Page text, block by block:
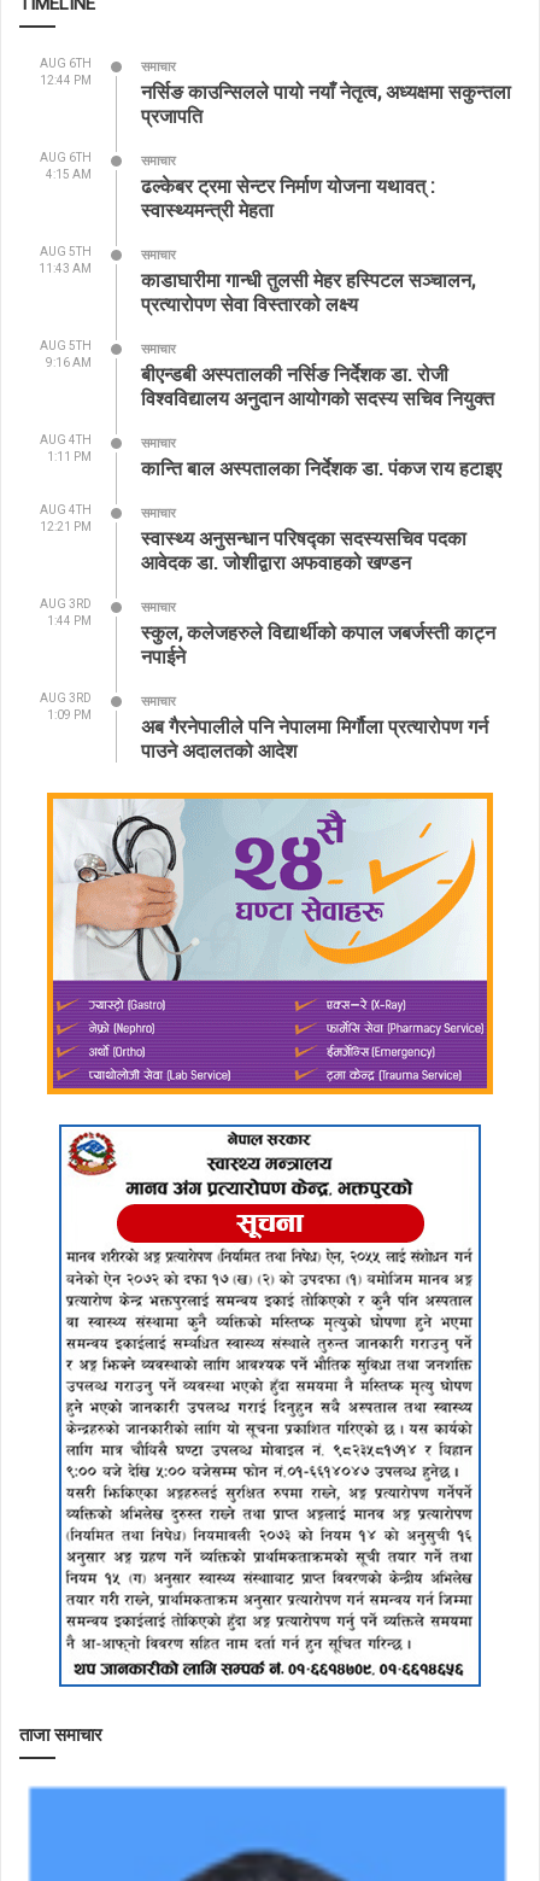
AUG 6TH
12:44 PM
समाचार
नर्सिङ काउन्सिलले पायो नयाँ नेतृत्व, अध्यक्षमा सकुन्तला
प्रजापति
AUG 6TH
4:15 AM
समाचार
ढल्केबर ट्रमा सेन्टर निर्माण योजना यथावत् :
स्वास्थ्यमन्त्री मेहता
AUG 5TH
11:43 AM
समाचार
काडाघारीमा गान्धी तुलसी मेहर हस्पिटल सञ्चालन,
प्रत्यारोपण सेवा विस्तारको लक्ष्य
AUG 5TH
9:16 AM
समाचार
बीएन्डबी अस्पतालकी नर्सिङ निर्देशक डा. रोजी
विश्वविद्यालय अनुदान आयोगको सदस्य सचिव नियुक्त
AUG 4TH
1:11 PM
समाचार
कान्ति बाल अस्पतालका निर्देशक डा. पंकज राय हटाइए
AUG 4TH
12:21 PM
समाचार
स्वास्थ्य अनुसन्धान परिषद्का सदस्यसचिव पदका
आवेदक डा. जोशीद्वारा अफवाहको खण्डन
AUG 3RD
1:44 PM
समाचार
स्कुल, कलेजहरुले विद्यार्थीको कपाल जबर्जस्ती काट्न
नपाईने
AUG 3RD
1:09 PM
समाचार
अब गैरनेपालीले पनि नेपालमा मिर्गौला प्रत्यारोपण गर्न
पाउने अदालतको आदेश
ताजा समाचार